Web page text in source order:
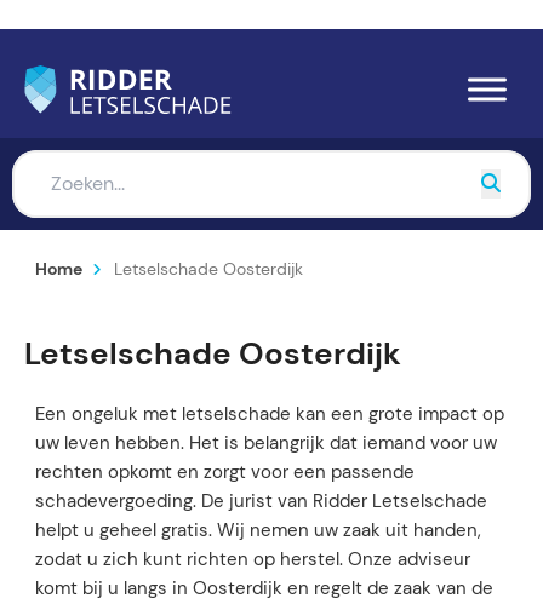
Home Letselschade Oosterdijk
Letselschade Oosterdijk
Een ongeluk met letselschade kan een grote impact op
uw leven hebben. Het is belangrijk dat iemand voor uw
rechten opkomt en zorgt voor een passende
schadevergoeding. De jurist van Ridder Letselschade
helpt u geheel gratis. Wij nemen uw zaak uit handen,
zodat u zich kunt richten op herstel. Onze adviseur
komt bij u langs in Oosterdijk en regelt de zaak van de